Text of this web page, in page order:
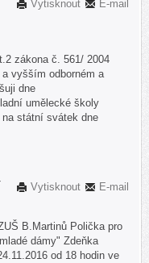
E-mail
Vytisknout
zákona č. 561/ 2004
vyšším odborném a
dne
umělecké školy
státní svátek dne
E-mail
Vytisknout
B.Martinů Polička pro
dámy" Zdeňka
od 18 hodin ve